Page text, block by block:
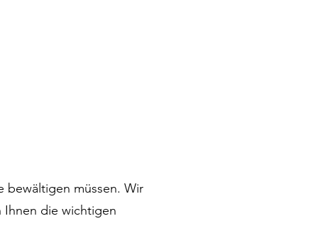
bewältigen müssen. Wir
die wichtigen